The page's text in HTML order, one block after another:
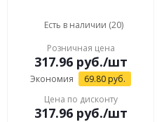
Есть в наличии (20)
Розничная цена
317.96руб./шт
Экономия 69.80 руб.
Цена по дисконту
317.96руб./шт